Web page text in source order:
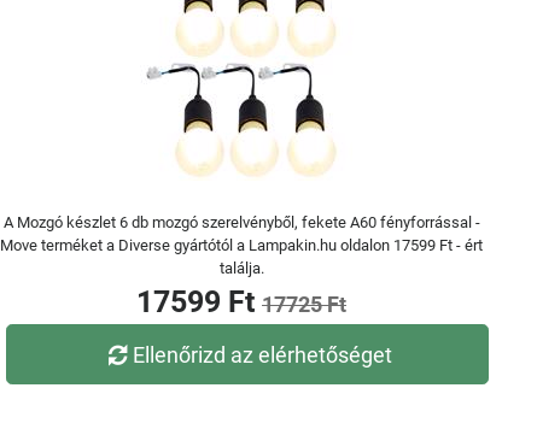
A Mozgó készlet 6 db mozgó szerelvényből, fekete A60 fényforrással -
Move terméket a Diverse gyártótól a Lampakin.hu oldalon 17599 Ft - ért
találja.
17599 Ft 17725 Ft
Ellenőrizd az elérhetőséget